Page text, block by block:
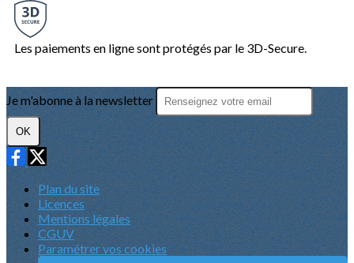
Les paiements en ligne sont protégés par le 3D-Secure.
Je m'abonne à la newsletter
OK
Plan du site
Licences
Mentions légales
CGUV
Paramétrer vos cookies